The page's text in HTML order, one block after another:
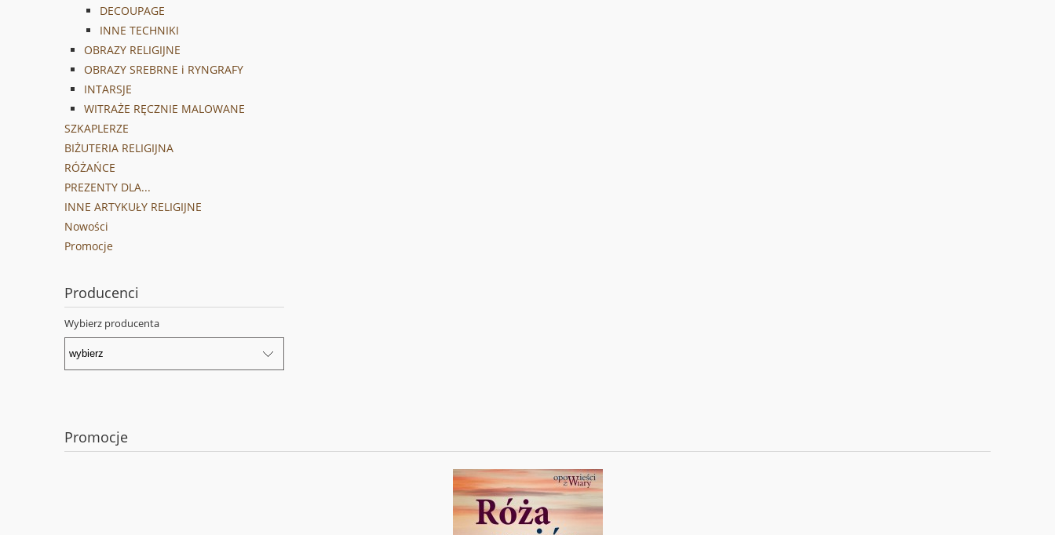
DECOUPAGE
INNE TECHNIKI
OBRAZY RELIGIJNE
OBRAZY SREBRNE i RYNGRAFY
INTARSJE
WITRAŻE RĘCZNIE MALOWANE
SZKAPLERZE
BIŻUTERIA RELIGIJNA
RÓŻAŃCE
PREZENTY DLA...
INNE ARTYKUŁY RELIGIJNE
Nowości
Promocje
Producenci
Wybierz producenta
Promocje